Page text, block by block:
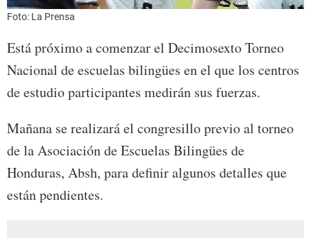
Foto: La Prensa
Está próximo a comenzar el Decimosexto Torneo
Nacional de escuelas bilingües en el que los centros
de estudio participantes medirán sus fuerzas.
Mañana se realizará el congresillo previo al torneo
de la Asociación de Escuelas Bilingües de
Honduras, Absh, para definir algunos detalles que
están pendientes.